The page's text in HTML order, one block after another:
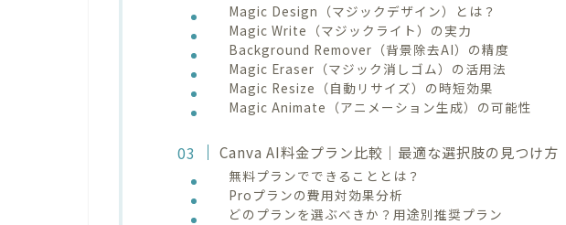
Magic Design（マジックデザイン）とは？
Magic Write（マジックライト）の実力
Background Remover（背景除去AI）の精度
Magic Eraser（マジック消しゴム）の活用法
Magic Resize（自動リサイズ）の時短効果
Magic Animate（アニメーション生成）の可能性
Canva AI料金プラン比較｜最適な選択肢の見つけ方
無料プランでできることとは？
Proプランの費用対効果分析
どのプランを選ぶべきか？用途別推奨プラン